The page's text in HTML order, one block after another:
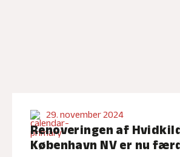
29. november 2024
Renoveringen af
København NV er nu